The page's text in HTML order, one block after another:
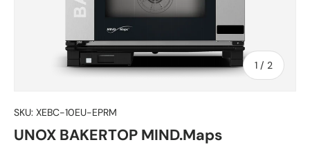
1 / van
2
SKU: XEBC-10EU-EPRM
UNOX BAKERTOP MIND.Maps